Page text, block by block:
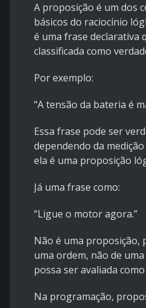
A proposição é um dos
básicos do raciocínio
é uma frase declarativa
classificada como
Por exemplo:
“A tensão da bateria é
Essa frase pode ser
dependendo da
ela é uma proposição
Já uma frase como:
“Ligue o motor agora.”
Não é uma proposição,
uma ordem, não de
possa ser avaliada
Na programação,